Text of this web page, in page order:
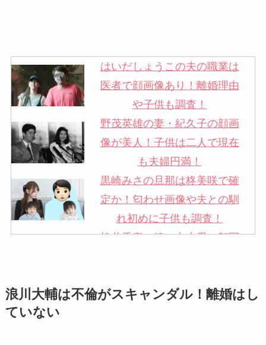
はいだしょうこの夫の職業は
医者で顔画像あり！離婚理由
や子供も調査！
野茂英雄の妻・紀久子の顔画
像が美人！子供は二人で現在
も夫婦円満！
黒崎みさの旦那は柊美咲で確
定か！匂わせ画像や夫との馴
れ初めに子供も調査！
松井秀喜の嫁・中山愛の顔写
申真衣の旦那・工藤けんの現
浪川大輔は不倫がスキャンダル！離婚はし
ていない